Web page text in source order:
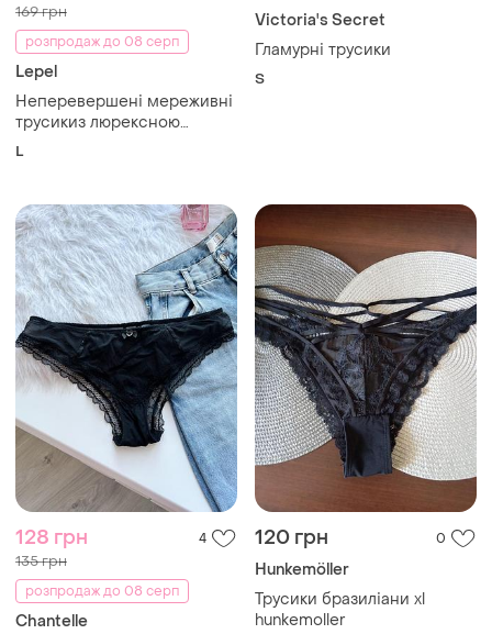
169 грн
розпродаж до 08 серп
Lepel
Неперевершені мереживні
трусикиз люрексною
ниткою l lepel
L
Victoria's Secret
Гламурні трусики
S
128 грн 4
135 грн
розпродаж до 08 серп
Chantelle
120 грн 0
Hunkemöller
Трусики бразиліани xl
hunkemoller